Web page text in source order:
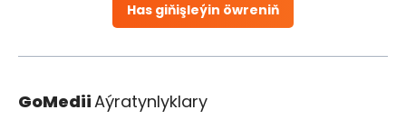
Has giňişleýin öwreniň
GoMediiAýratynlyklary